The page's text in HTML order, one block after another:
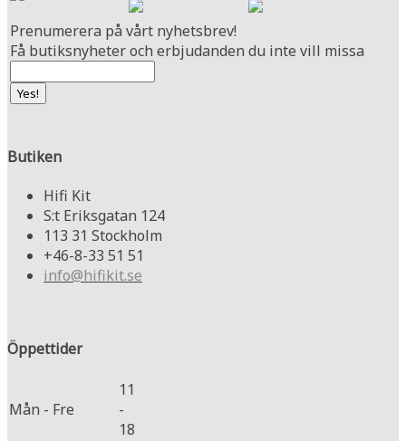
Prenumerera på vårt nyhetsbrev!
Få butiksnyheter och erbjudanden du inte vill missa
Butiken
Hifi Kit
S:t Eriksgatan 124
113 31 Stockholm
+46-8-33 51 51
info@hifikit.se
Öppettider
Mån - Fre
11
-
18